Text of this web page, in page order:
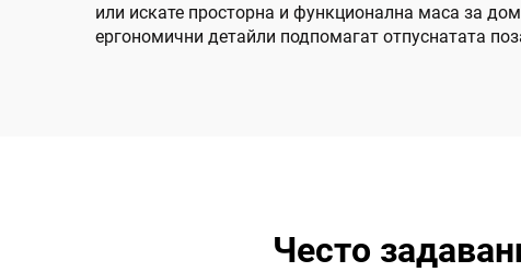
или искате просторна и функционална маса за
ергономични детайли подпомагат отпуснатата
Често